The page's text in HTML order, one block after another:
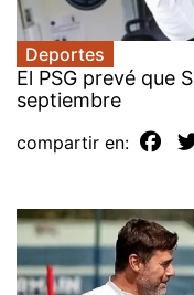
Deportes
El PSG prevé que
septiembre
compartir en: